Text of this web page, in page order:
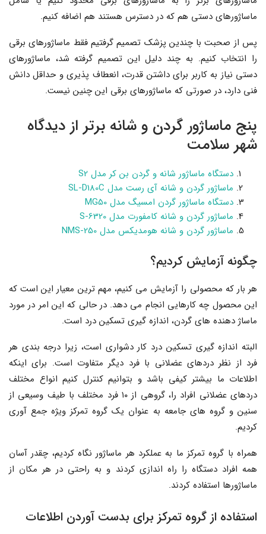
ماساژورهای دستی هم که در دسترس هستند هم اضافه کنیم.
پس از صحبت با چندین پزشک تصمیم گرفتیم فقط ماساژورهای برقی
را انتخاب کنیم. به چند دلیل این تصمیم گرفته شد، ماساژورهای
دستی نیاز به کاربر برای داشتن قدرت، انعطاف پذیری و حداقل دانش
فنی دارد، در صورتی که ماساژورهای برقی این چنین نیست.
پنج ماساژور گردن و شانه برتر از دیدگاه
شهر سلامت
دستگاه ماساژور شانه و گردن بن کر مدل S2
ماساژور گردن و شانه آی رست مدل SL-D180C
دستگاه ماساژور گردن امسیگ مدل MG50
ماساژور گردن و شانه کامفورت مدل S-6320
ماساژور گردن و شانه هومدیکس مدل NMS-250
چگونه آزمایش کردیم؟
هر بار که محصولی را آزمایش می کنیم، مهم ترین معیار این است که
این محصول چه کارهایی انجام می دهد. در حالی که این امر در مورد
ماساژ دهنده های گردن، اندازه گیری تسکین درد است.
البته اندازه گیری تسکین درد کار دشواری است، زیرا درجه بندی هر
فرد از نظر دردهای عضلانی با فرد دیگر متفاوت است. برای اینکه
اطلاعات ما بیشتر کیفی باشد و بتوانیم کنترل کنیم انواع مختلف
دردهای عضلانی افراد را، گروهی از ۱۰ فرد مختلف با طیف وسیعی از
سنین و گروه های جامعه به عنوان یک گروه تمرکز ویژه جمع آوری
کردیم.
همراه با گروه تمرکز ما به عملکرد هر ماساژور نگاه کردیم، چقدر آسان
همه افراد دستگاه را راه اندازی کردند و به راحتی در هر مکان از
ماساژورها استفاده کردند.
استفاده از گروه تمرکز برای بدست آوردن اطلاعات